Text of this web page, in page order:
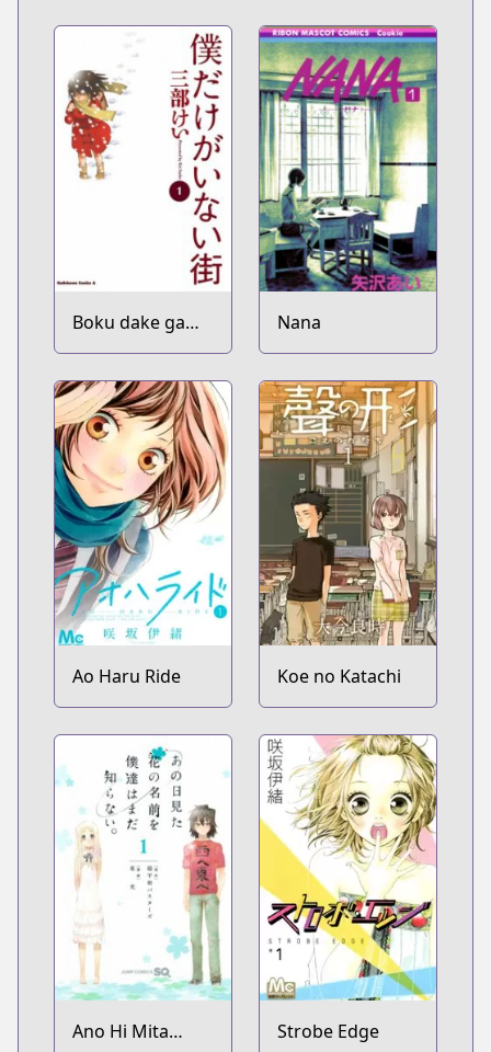
Boku dake ga
Inai Machi
Nana
Ao Haru Ride Koe no Katachi
Ano Hi Mita
Strobe Edge